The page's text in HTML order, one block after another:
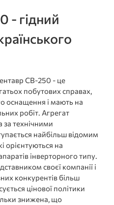
- гідний
СВ-250 - це
побутових справах,
оснащення і мають на
робіт. Агрегат
за технічними
найбільш відомим
орієнтуються на
інверторного типу.
своєї компанії і
конкурентів більш
цінової політики
знижена, що